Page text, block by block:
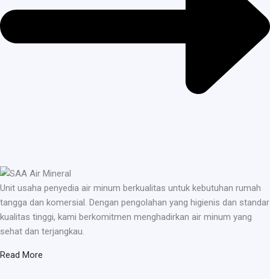
Unit usaha penyedia air minum berkualitas untuk kebutuhan rumah
tangga dan komersial. Dengan pengolahan yang higienis dan standar
kualitas tinggi, kami berkomitmen menghadirkan air minum yang
sehat dan terjangkau.
Read More